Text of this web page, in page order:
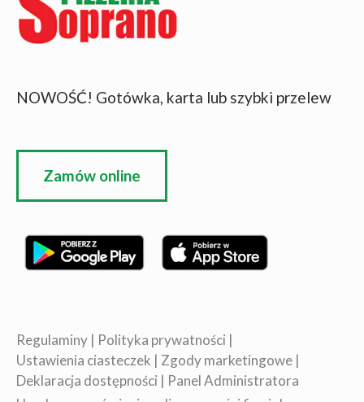
NOWOŚĆ! Gotówka, karta lub szybki przelew
Zamów online
Regulaminy | Polityka prywatności |
Ustawienia ciasteczek | Zgody marketingowe |
Deklaracja dostępności | Panel Administratora